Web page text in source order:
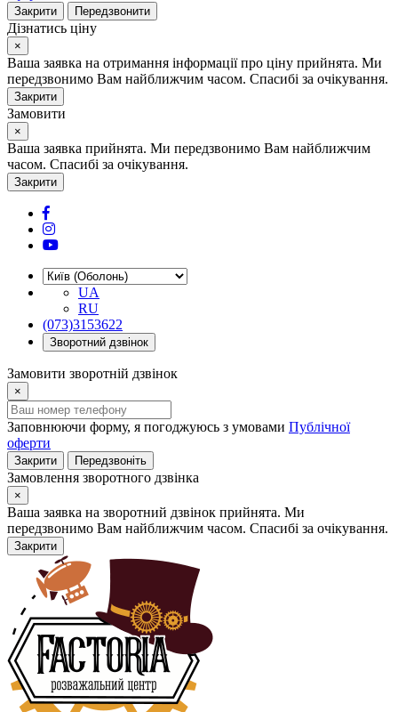
Закрити Передзвонити
Дізнатись ціну
×
Ваша заявка на отримання інформації про ціну прийнята. Ми
передзвонимо Вам найближчим часом. Спасибі за очікування.
Закрити
Замовити
×
Ваша заявка прийнята. Ми передзвонимо Вам найближчим
часом. Спасибі за очікування.
Закрити
UA
RU
(073)3153622
Зворотний дзвінок
Замовити зворотній дзвінок
×
Заповнюючи форму, я погоджуюсь з умовами Публічної
оферти
Закрити Передзвоніть
Замовлення зворотного дзвінка
×
Ваша заявка на зворотний дзвінок прийнята. Ми
передзвонимо Вам найближчим часом. Спасибі за очікування.
Закрити